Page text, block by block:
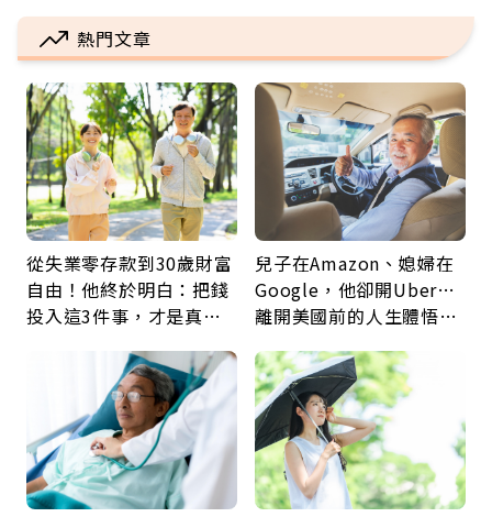
熱門文章
從失業零存款到30歲財富
自由！他終於明白：把錢
投入這3件事，才是真正
兒子在Amazon、媳婦在
Google，他卻開Uber…
離開美國前的人生體悟：